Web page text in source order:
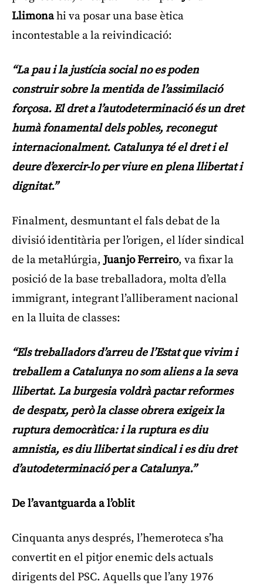
Llimonahi va posar una base ètica
incontestable a la reivindicació:
“La pau i la justícia social no es poden
construir sobre la mentida de l’assimilació
forçosa. El dret a l’autodeterminació és un dret
humà fonamental dels pobles, reconegut
internacionalment. Catalunya té el dret i el
deure d’exercir-lo per viure en plena llibertat i
dignitat.”
Finalment, desmuntant el fals debat de la
divisió identitària per l’origen, el líder sindical
de la metal·lúrgia,Juanjo Ferreiro, va fixar la
posició de la base treballadora, molta d’ella
immigrant, integrant l’alliberament nacional
en la lluita de classes:
“Els treballadors d’arreu de l’Estat que vivim i
treballem a Catalunya no som aliens a la seva
llibertat. La burgesia voldrà pactar reformes
de despatx, però la classe obrera exigeix la
ruptura democràtica: i la ruptura es diu
amnistia, es diu llibertat sindical i es diu dret
d’autodeterminació per a Catalunya.”
De l’avantguarda a l’oblit
Cinquanta anys després, l’hemeroteca s’ha
convertit en el pitjor enemic dels actuals
dirigents del PSC. Aquells que l’any 1976